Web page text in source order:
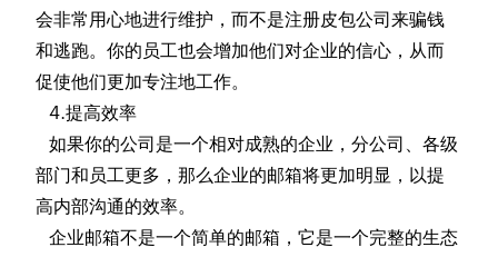
会非常用心地进行维护，而不是注册皮包公司来骗钱
和逃跑。你的员工也会增加他们对企业的信心，从而
促使他们更加专注地工作。
4.提高效率
如果你的公司是一个相对成熟的企业，分公司、各级
部门和员工更多，那么企业的邮箱将更加明显，以提
高内部沟通的效率。
企业邮箱不是一个简单的邮箱，它是一个完整的生态